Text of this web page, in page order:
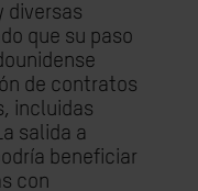
diversas
que su paso
de contratos
incluidas
salida a
beneficiar
con